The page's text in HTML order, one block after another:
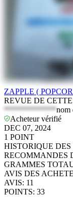
ZAPPLE (
REVUE DE
*************nom
Acheteur vérifié
DEC 07, 2024
1 POINT
HISTORIQUE
RECOMMANDES
GRAMMES
AVIS DES
AVIS: 11
POINTS: 33